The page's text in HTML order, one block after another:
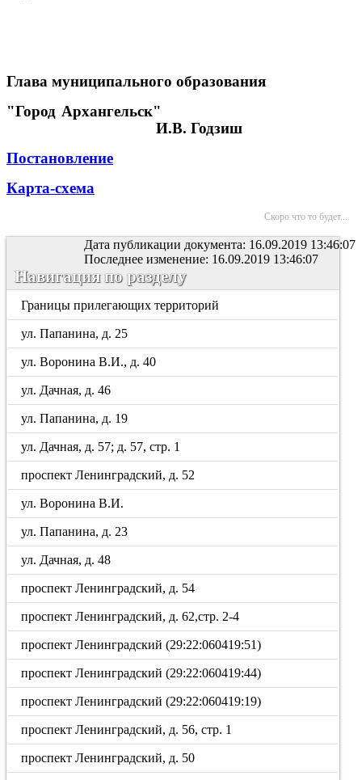
Глава муниципального образования
"Город Архангельск"
И.В. Годзиш
Постановление
Карта-схема
Скоро что то будет...
Дата публикации документа: 16.09.2019 13:46:07
Последнее изменение: 16.09.2019 13:46:07
Навигация по разделу
Границы прилегающих территорий
ул. Папанина, д. 25
ул. Воронина В.И., д. 40
ул. Дачная, д. 46
ул. Папанина, д. 19
ул. Дачная, д. 57; д. 57, стр. 1
проспект Ленинградский, д. 52
ул. Воронина В.И.
ул. Папанина, д. 23
ул. Дачная, д. 48
проспект Ленинградский, д. 54
проспект Ленинградский, д. 62,стр. 2-4
проспект Ленинградский (29:22:060419:51)
проспект Ленинградский (29:22:060419:44)
проспект Ленинградский (29:22:060419:19)
проспект Ленинградский, д. 56, стр. 1
проспект Ленинградский, д. 50